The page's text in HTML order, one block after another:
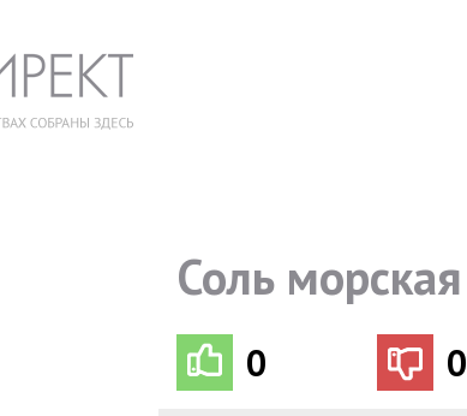
Соль морская
0 0